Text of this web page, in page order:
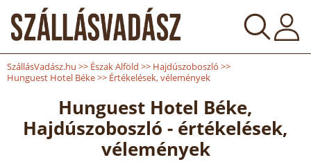
SzállásVadász.hu >> Észak Alföld >> Hajdúszoboszló >>
Hunguest Hotel Béke>> Értékelések, vélemények
Hunguest Hotel Béke,
Hajdúszoboszló - értékelések,
vélemények